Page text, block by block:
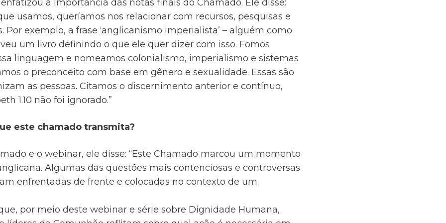
a importância das notas finais do Chamado. Ele disse:
usamos, queríamos nos relacionar com recursos, pesquisas e
Por exemplo, a frase ‘anglicanismo imperialista’ – alguém como
um livro definindo o que ele quer dizer com isso. Fomos
linguagem e nomeamos colonialismo, imperialismo e sistemas
o preconceito com base em gênero e sexualidade. Essas são
as pessoas. Citamos o discernimento anterior e contínuo,
1.10 não foi ignorado.”
este chamado transmita?
e o webinar, ele disse: “Este Chamado marcou um momento
Algumas das questões mais contenciosas e controversas
enfrentadas de frente e colocadas no contexto de um
por meio deste webinar e série sobre Dignidade Humana,